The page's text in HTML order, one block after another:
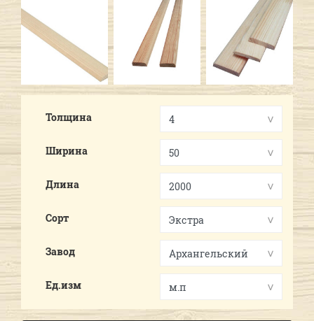
Previous Next
Толщина
Ширина
Длина
Сорт
Завод
Ед.изм